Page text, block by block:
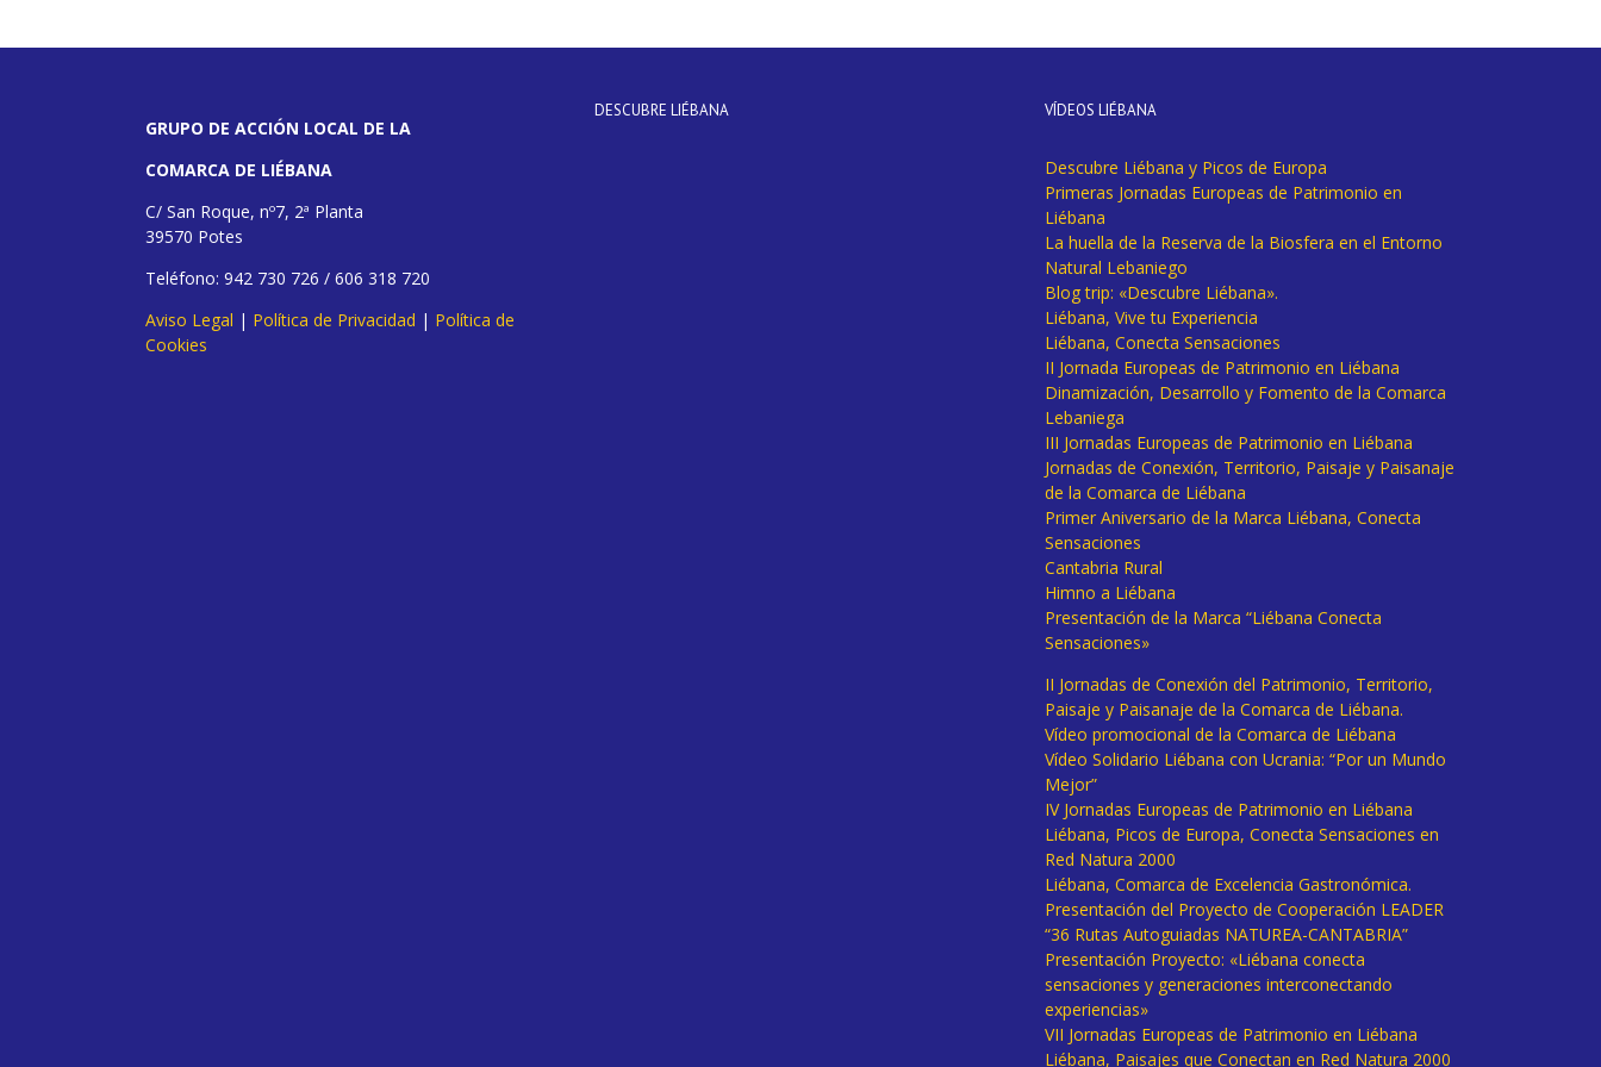
GRUPO DE ACCIÓN LOCAL DE LA
COMARCA DE LIÉBANA
C/ San Roque, nº7, 2ª Planta
39570 Potes
Teléfono: 942 730 726 / 606 318 720
Aviso Legal | Política de Privacidad | Política de
Cookies
DESCUBRE LIÉBANA VÍDEOS LIÉBANA
Descubre Liébana y Picos de Europa
Primeras Jornadas Europeas de Patrimonio en
Liébana
La huella de la Reserva de la Biosfera en el Entorno
Natural Lebaniego
Blog trip: «Descubre Liébana».
Liébana, Vive tu Experiencia
Liébana, Conecta Sensaciones
II Jornada Europeas de Patrimonio en Liébana
Dinamización, Desarrollo y Fomento de la Comarca
Lebaniega
III Jornadas Europeas de Patrimonio en Liébana
Jornadas de Conexión, Territorio, Paisaje y Paisanaje
de la Comarca de Liébana
Primer Aniversario de la Marca Liébana, Conecta
Sensaciones
Cantabria Rural
Himno a Liébana
Presentación de la Marca “Liébana Conecta
Sensaciones»
II Jornadas de Conexión del Patrimonio, Territorio,
Paisaje y Paisanaje de la Comarca de Liébana.
Vídeo promocional de la Comarca de Liébana
Vídeo Solidario Liébana con Ucrania: “Por un Mundo
Mejor”
IV Jornadas Europeas de Patrimonio en Liébana
Liébana, Picos de Europa, Conecta Sensaciones en
Red Natura 2000
Liébana, Comarca de Excelencia Gastronómica.
Presentación del Proyecto de Cooperación LEADER
“36 Rutas Autoguiadas NATUREA-CANTABRIA”
Presentación Proyecto: «Liébana conecta
sensaciones y generaciones interconectando
experiencias»
VII Jornadas Europeas de Patrimonio en Liébana
Liébana, Paisajes que Conectan en Red Natura 2000